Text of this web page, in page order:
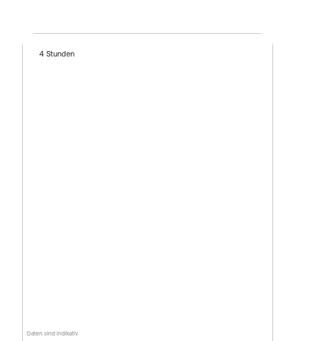
Daten sind indikativ
4 Stunden